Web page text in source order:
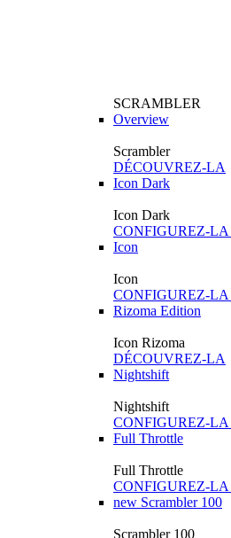
SCRAMBLER
Overview
Scrambler
DÉCOUVREZ-LA
Icon Dark
Icon Dark
CONFIGUREZ-LA
Icon
Icon
CONFIGUREZ-LA
Rizoma Edition
Icon Rizoma
DÉCOUVREZ-LA
Nightshift
Nightshift
CONFIGUREZ-LA
Full Throttle
Full Throttle
CONFIGUREZ-LA
new Scrambler 100
Scrambler 100